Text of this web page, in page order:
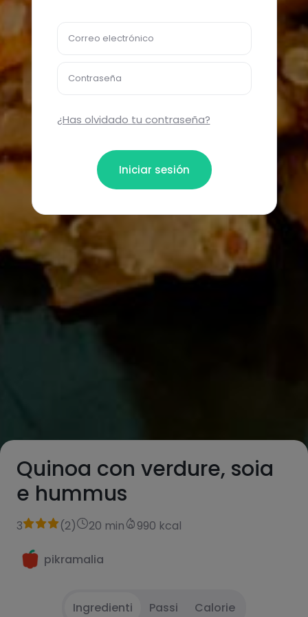
Quinoa con verdure, soia
e hummus
3 (2) 20 min 990 kcal
pikramalia
Ingredienti Passi Calorie
Correo electrónico
Contraseña
¿Has olvidado tu contraseña?
Iniciar sesión